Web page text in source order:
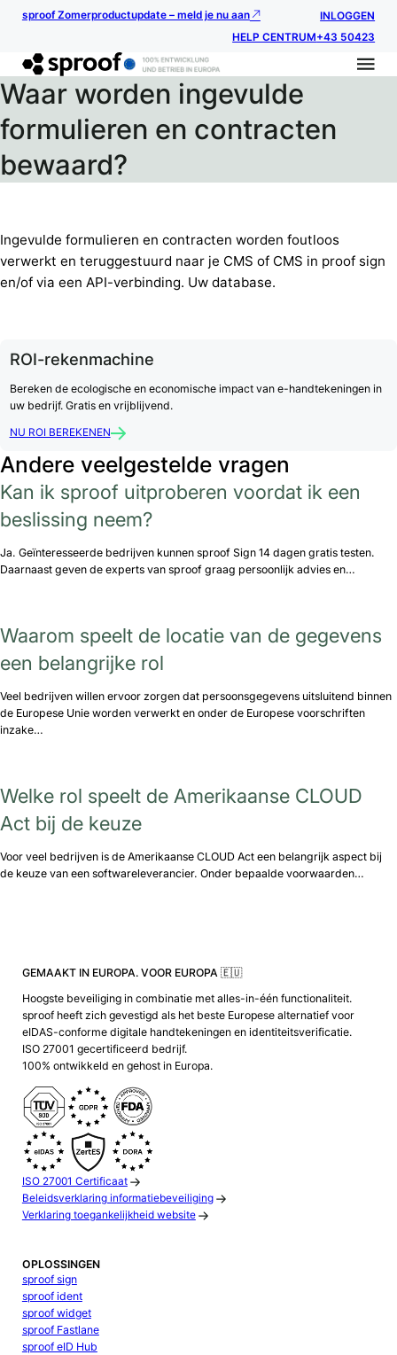
sproof Zomerproductupdate – meld je nu aan
INLOGGEN
HELP CENTRUM+43 50423
Waar worden ingevulde
formulieren en contracten
bewaard?
Ingevulde formulieren en contracten worden foutloos
verwerkt en teruggestuurd naar je CMS of CMS in proof sign
en/of via een API-verbinding. Uw database.
ROI-rekenmachine
Bereken de ecologische en economische impact van e-handtekeningen in
uw bedrijf. Gratis en vrijblijvend.
NU ROI BEREKENEN
Andere veelgestelde vragen
Kan ik sproof uitproberen voordat ik een
beslissing neem?
Ja. Geïnteresseerde bedrijven kunnen sproof Sign 14 dagen gratis testen.
Daarnaast geven de experts van sproof graag persoonlijk advies en…
Waarom speelt de locatie van de gegevens
een belangrijke rol
Veel bedrijven willen ervoor zorgen dat persoonsgegevens uitsluitend binnen
de Europese Unie worden verwerkt en onder de Europese voorschriften
inzake…
Welke rol speelt de Amerikaanse CLOUD
Act bij de keuze
Voor veel bedrijven is de Amerikaanse CLOUD Act een belangrijk aspect bij
de keuze van een softwareleverancier. Onder bepaalde voorwaarden…
GEMAAKT IN EUROPA. VOOR EUROPA 🇪🇺
Hoogste beveiliging in combinatie met alles-in-één functionaliteit.
sproof heeft zich gevestigd als het beste Europese alternatief voor
eIDAS-conforme digitale handtekeningen en identiteitsverificatie.
ISO 27001 gecertificeerd bedrijf.
100% ontwikkeld en gehost in Europa.
ISO 27001 Certificaat
Beleidsverklaring informatiebeveiliging
Verklaring toegankelijkheid website
OPLOSSINGEN
sproof sign
sproof ident
sproof widget
sproof Fastlane
sproof eID Hub